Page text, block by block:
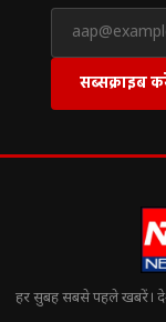
सब्सक्राइब
हर सुबह सबसे पहले खबरें।